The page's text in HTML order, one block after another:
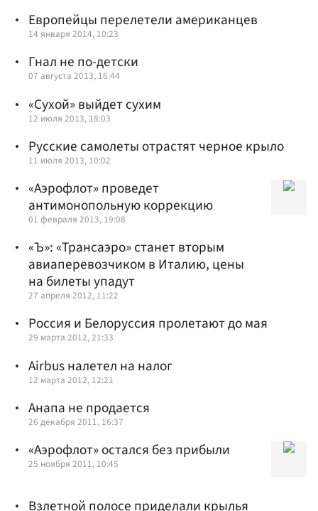
Европейцы перелетели американцев
14 января 2014, 10:23
Гнал не по-детски
07 августа 2013, 16:44
«Сухой» выйдет сухим
12 июля 2013, 18:03
Русские самолеты отрастят черное крыло
11 июля 2013, 10:02
«Аэрофлот» проведет
антимонопольную коррекцию
01 февраля 2013, 19:08
«Ъ»: «Трансаэро» станет вторым
авиаперевозчиком в Италию, цены
на билеты упадут
27 апреля 2012, 11:22
Россия и Белоруссия пролетают до мая
29 марта 2012, 21:33
Airbus налетел на налог
12 марта 2012, 12:21
Анапа не продается
26 декабря 2011, 16:37
«Аэрофлот» остался без прибыли
25 ноября 2011, 10:45
Взлетной полосе приделали крылья